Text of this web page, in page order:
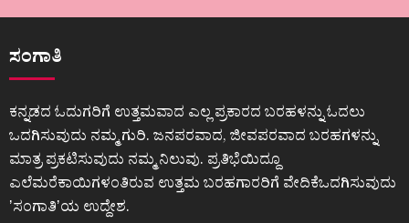
ಸಂಗಾತಿ
ಕನ್ನಡದ ಓದುಗರಿಗೆ ಉತ್ತಮವಾದ ಎಲ್ಲ ಪ್ರಕಾರದ ಬರಹಳನ್ನು ಓದಲು
ಒದಗಿಸುವುದು ನಮ್ಮ ಗುರಿ. ಜನಪರವಾದ, ಜೀವಪರವಾದ ಬರಹಗಳನ್ನು
ಮಾತ್ರ ಪ್ರಕಟಿಸುವುದು ನಮ್ಮ ನಿಲುವು. ಪ್ರತಿಭೆಯಿದ್ದೂ
ಎಲೆಮರೆಕಾಯಿಗಳಂತಿರುವ ಉತ್ತಮ ಬರಹಗಾರರಿಗೆ ವೇದಿಕೆಒದಗಿಸುವುದು
ʼಸಂಗಾತಿʼಯ ಉದ್ದೇಶ.